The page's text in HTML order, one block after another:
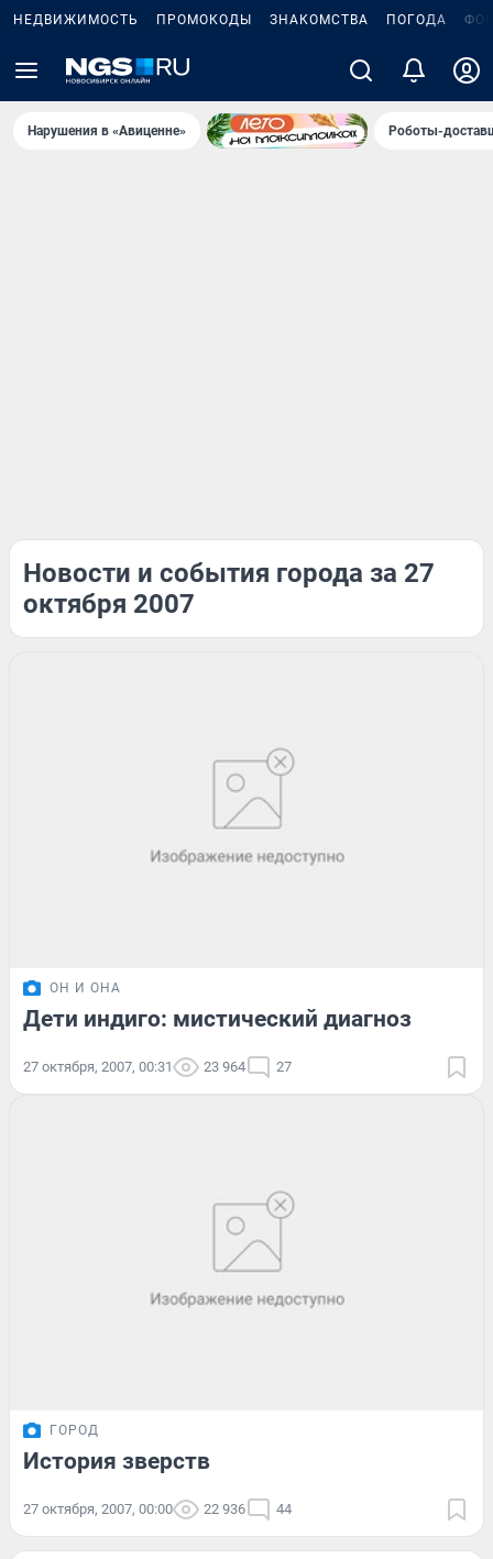
НЕДВИЖИМОСТЬ ПРОМОКОДЫ ЗНАКОМСТВА ПОГОДА
Нарушения в «Авиценне» Роботы-
Новости и события города за 27
октября 2007
ОН И ОНА
Дети индиго: мистический диагноз
27 октября, 2007, 00:31 23 964 27
ГОРОД
История зверств
27 октября, 2007, 00:00 22 936 44